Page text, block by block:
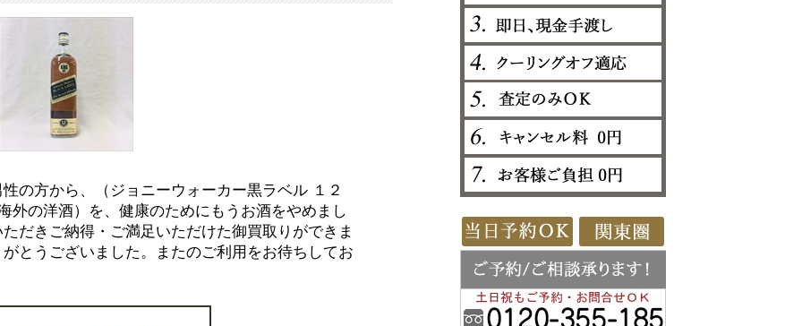
の方から、（ジョニーウォーカー黒ラベル １２
の洋酒）を、健康のためにもうお酒をやめまし
だきご納得・ご満足いただけた御買取りができま
とうございました。またのご利用をお待ちしてお